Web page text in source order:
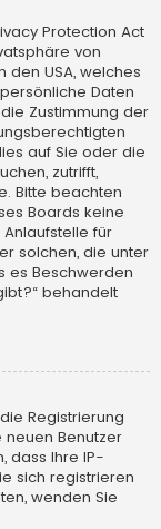
Protection Act
von
den USA, welches
Daten
Zustimmung der
auf Sie oder die
zutrifft,
Bitte beachten
Boards keine
für
solchen, die unter
es Beschwerden
behandelt
Registrierung
Benutzer
dass Ihre IP-
sich registrieren
wenden Sie